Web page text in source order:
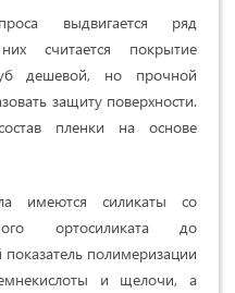
выдвигается ряд
считается покрытие
дешевой, но прочной
защиту поверхности.
пленки на основе
имеются силикаты со
ортосиликата до
полимеризации
и щелочи, а